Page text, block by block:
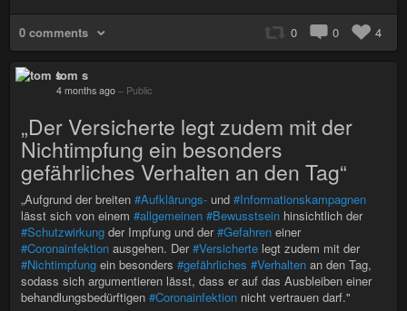
0 comments 0 0 4
tom s
4 months ago – Public
„Der Versicherte legt zudem mit der
Nichtimpfung ein besonders
gefährliches Verhalten an den Tag“
„Aufgrund der breiten #Aufklärungs- und #Informationskampagnen
lässt sich von einem #allgemeinen #Bewusstsein hinsichtlich der
#Schutzwirkung der Impfung und der#Gefahren einer
#Coronainfektion ausgehen. Der#Versicherte legt zudem mit der
#Nichtimpfung ein besonders #gefährliches #Verhalten an den Tag,
sodass sich argumentieren lässt, dass er auf das Ausbleiben einer
behandlungsbedürftigen #Coronainfektion nicht vertrauen darf."